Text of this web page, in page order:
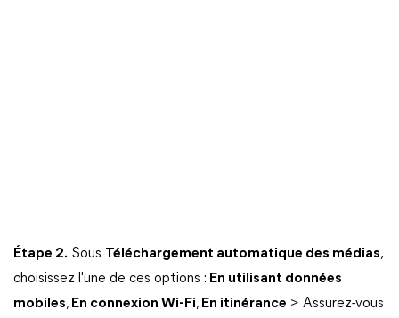
Étape 2. Sous Téléchargement automatique des médias,
choisissez l'une de ces options : En utilisant données
mobiles, En connexion Wi-Fi, En itinérance > Assurez-vous